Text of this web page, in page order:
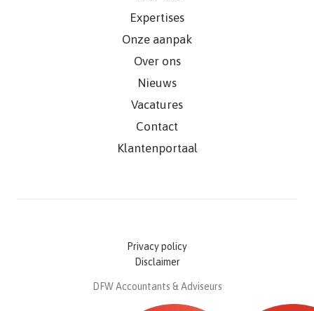
Expertises
Onze aanpak
Over ons
Nieuws
Vacatures
Contact
Klantenportaal
Privacy policy
Disclaimer
DFW Accountants & Adviseurs